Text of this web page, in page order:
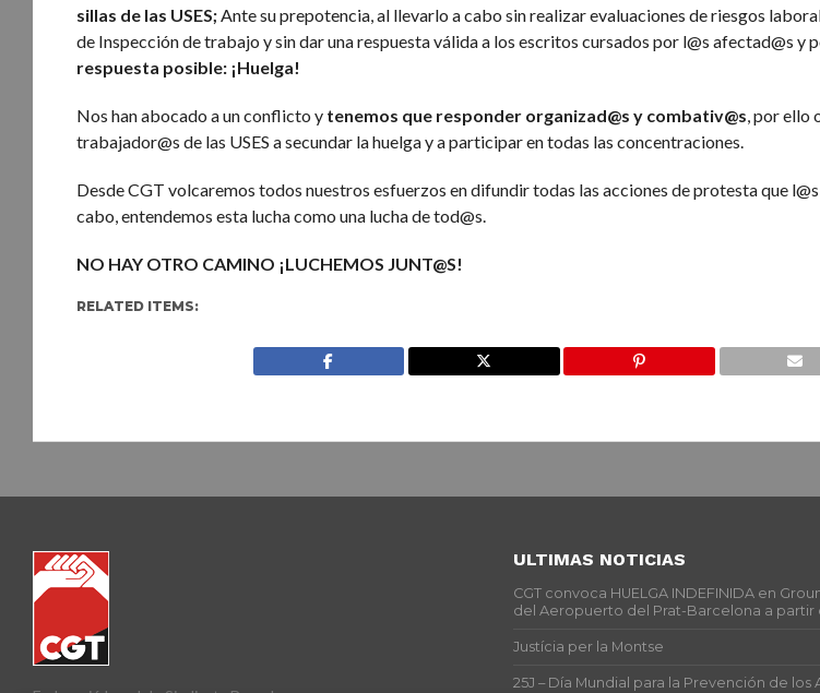
sillas de las USES;Ante su prepotencia, al llevarlo a cabo sin realizar evaluaciones de riesgos
de Inspección de trabajo y sin dar una respuesta válida a los escritos cursados por l@s afectad@s y
respuesta posible: ¡Huelga!
Nos han abocado a un conflicto y tenemos que responder organizad@s y combativ@s, por ello
trabajador@s de las USES a secundar la huelga y a participar en todas las concentraciones.
Desde CGT volcaremos todos nuestros esfuerzos en difundir todas las acciones de protesta que
cabo, entendemos esta lucha como una lucha de tod@s.
NO HAY OTRO CAMINO ¡LUCHEMOS JUNT@S!
RELATED ITEMS:
ULTIMAS NOTICIAS
CGT convoca HUELGA INDEFINIDA en
del Aeropuerto del Prat-Barcelona a partir
Justícia per la Montse
25J – Día Mundial para la Prevención de